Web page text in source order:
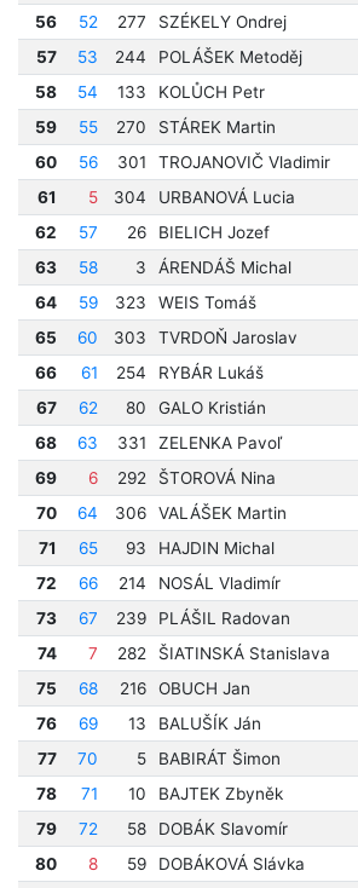
56
52 277 SZÉKELY Ondrej
57
53 244 POLÁŠEK Metoděj
58
54 133 KOLŮCH Petr
59
55 270 STÁREK Martin
60
56 301 TROJANOVIČ Vladimir
61
5 304 URBANOVÁ Lucia
62
57 26 BIELICH Jozef
63
58 3 ÁRENDÁŠ Michal
64
59 323 WEIS Tomáš
65
60 303 TVRDOŇ Jaroslav
66
61 254 RYBÁR Lukáš
67
62 80 GALO Kristián
68
63 331 ZELENKA Pavoľ
69
6 292 ŠTOROVÁ Nina
70
64 306 VALÁŠEK Martin
71
65 93 HAJDIN Michal
72
66 214 NOSÁL Vladimír
73
67 239 PLÁŠIL Radovan
74
7 282 ŠIATINSKÁ Stanislava
75
68 216 OBUCH Jan
76
69 13 BALUŠÍK Ján
77
70 5 BABIRÁT Šimon
78
71 10 BAJTEK Zbyněk
79
72 58 DOBÁK Slavomír
80
8 59 DOBÁKOVÁ Slávka